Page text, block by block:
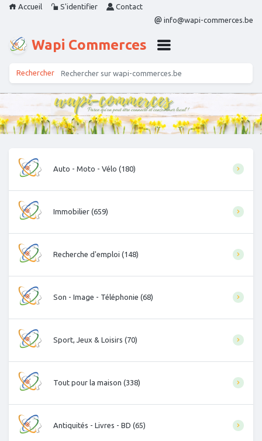
Accueil S'identifier
Contact
info@wapi-commerces.be
Wapi Commerces
Auto - Moto - Vélo (180)
Immobilier (659)
Recherche d'emploi (148)
Son - Image - Téléphonie (68)
Sport, Jeux & Loisirs (70)
Tout pour la maison (338)
Antiquités - Livres - BD (65)